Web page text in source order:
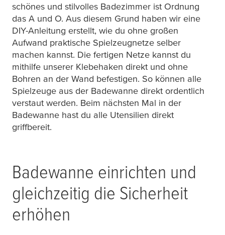
schönes und stilvolles Badezimmer ist Ordnung
das A und O. Aus diesem Grund haben wir eine
DIY-Anleitung erstellt, wie du ohne großen
Aufwand praktische Spielzeugnetze selber
machen kannst. Die fertigen Netze kannst du
mithilfe unserer Klebehaken direkt und ohne
Bohren an der Wand befestigen. So können alle
Spielzeuge aus der Badewanne direkt ordentlich
verstaut werden. Beim nächsten Mal in der
Badewanne hast du alle Utensilien direkt
griffbereit.
Badewanne einrichten und
gleichzeitig die Sicherheit
erhöhen